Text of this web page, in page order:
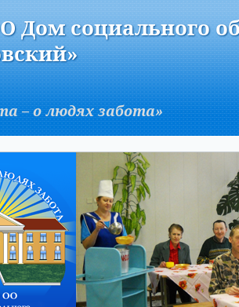
Дом социального
– о людях забота»